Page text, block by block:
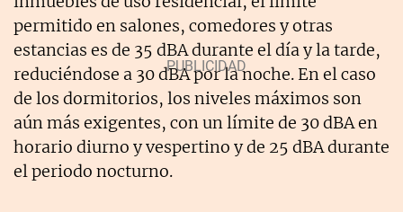
permitido en salones, comedores y otras
estancias es de 35 dBA durante el día y la tarde,
reduciéndose a 30 dBA por la noche. En el caso
de los dormitorios, los niveles máximos son
aún más exigentes, con un límite de 30 dBA en
horario diurno y vespertino y de 25 dBA durante
el periodo nocturno.